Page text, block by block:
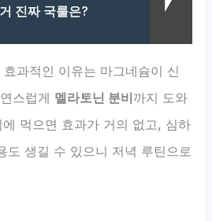
진짜 국룰은?
과적인 이유는 마그네슘이 신
스럽게 멜라토닌 분비까지 도와
먹으면 효과가 거의 없고, 심하
도 생길 수 있으니 저녁 루틴으로